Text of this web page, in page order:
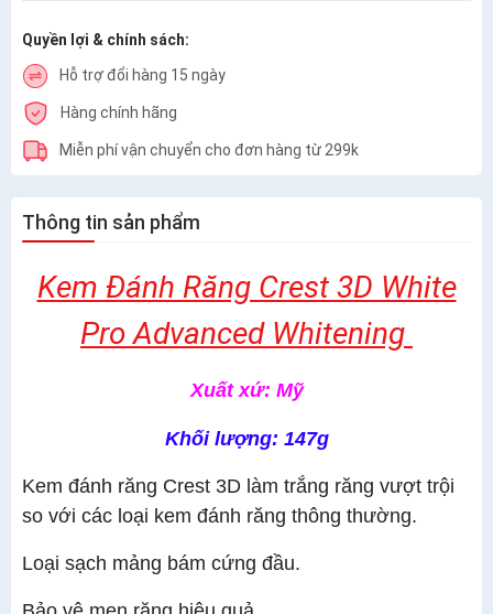
Quyền lợi & chính sách:
Hỗ trợ đổi hàng 15 ngày
Hàng chính hãng
Miễn phí vận chuyển cho đơn hàng từ 299k
Thông tin sản phẩm
Kem Đánh Răng Crest 3D White
Pro Advanced Whitening
Xuất xứ: Mỹ
Khối lượng: 147g
Kem đánh răng Crest 3D làm trắng răng vượt trội
so với các loại kem đánh răng thông thường.
Loại sạch mảng bám cứng đầu.